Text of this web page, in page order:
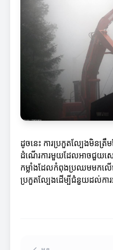
ដូចនេះ ការប្រកួតល្បែងមិនត្រឹម
ដំណើរការមួយដែលអាចជួយសេដ្
កម្លាំងដែលកំពុងប្រឈមមកលើស
ប្រកួតល្បែងដើម្បីជំនួយដល់ការ